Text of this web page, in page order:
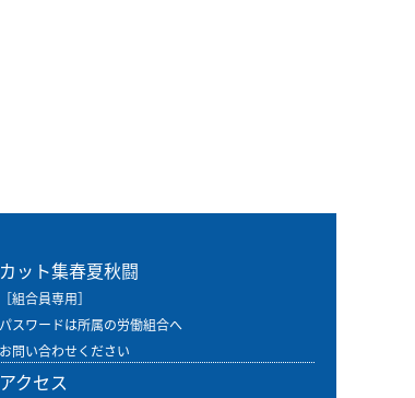
カット集春夏秋闘
［組合員専用］
パスワードは所属の労働組合へ
お問い合わせください
アクセス